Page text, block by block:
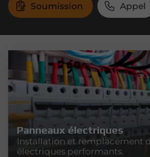
Soumission Appel
Panneaux électriques
Installation et remplacement
électriques performants.